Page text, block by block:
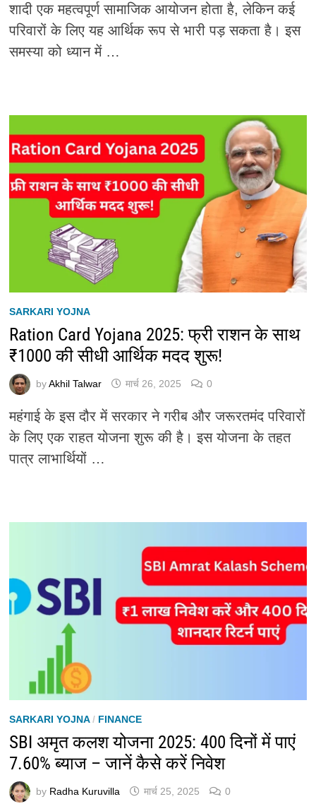
शादी एक महत्वपूर्ण सामाजिक आयोजन होता है, लेकिन कई
परिवारों के लिए यह आर्थिक रूप से भारी पड़ सकता है। इस
समस्या को ध्यान में …
SARKARI YOJNA
Ration Card Yojana 2025: फ्री राशन के साथ
₹1000 की सीधी आर्थिक मदद शुरू!
byAkhil Talwar मार्च 26, 2025 0
महंगाई के इस दौर में सरकार ने गरीब और जरूरतमंद परिवारों
के लिए एक राहत योजना शुरू की है। इस योजना के तहत
पात्र लाभार्थियों …
SARKARI YOJNA/ FINANCE
SBI अमृत कलश योजना 2025: 400 दिनों में पाएं
7.60% ब्याज – जानें कैसे करें निवेश
by Radha Kuruvilla मार्च 25, 2025 0